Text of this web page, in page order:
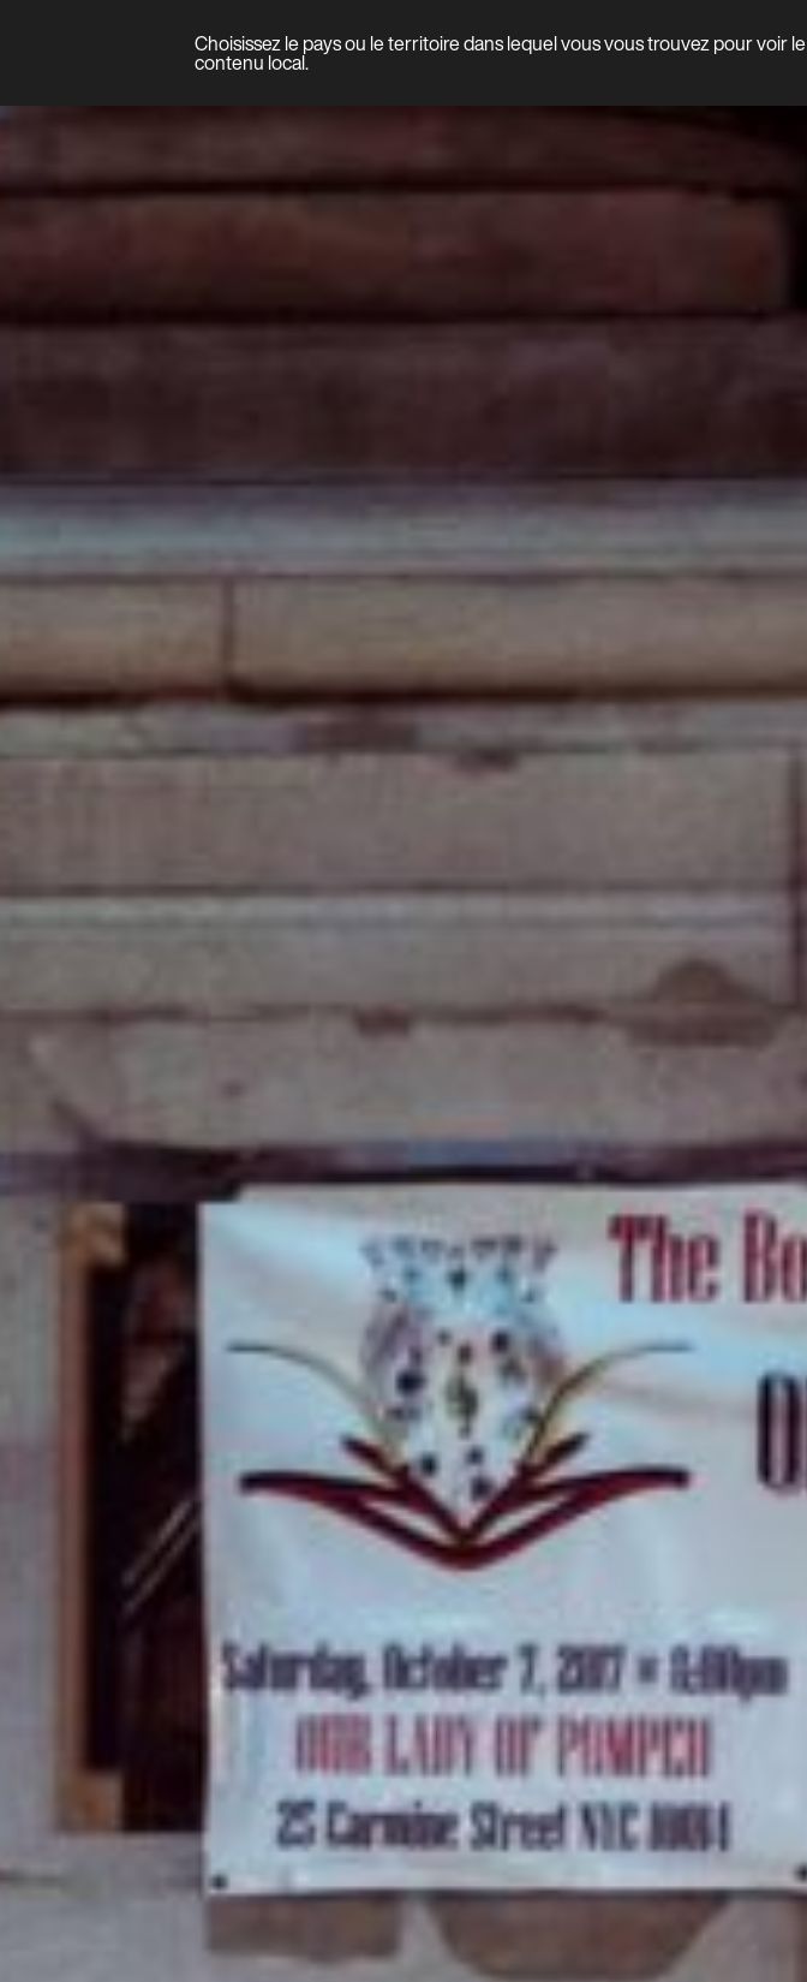
Choisissez le pays ou le territoire dans lequel vous vous trouvez pour voir le
contenu local. Professionnels